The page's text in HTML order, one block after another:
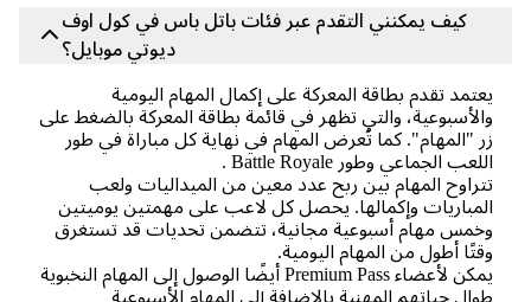
كيف يمكنني التقدم عبر فئات باتل باس في كول اوف
ديوتي موبايل؟
يعتمد تقدم بطاقة المعركة على إكمال المهام اليومية
والأسبوعية، والتي تظهر في قائمة بطاقة المعركة بالضغط على
زر "المهام". كما تُعرض المهام في نهاية كل مباراة في طور
اللعب الجماعي وطور Battle Royale .
تتراوح المهام بين ربح عدد معين من الميداليات ولعب
المباريات وإكمالها. يحصل كل لاعب على مهمتين يوميتين
وخمس مهام أسبوعية مجانية، تتضمن تحديات قد تستغرق
وقتًا أطول من المهام اليومية.
يمكن لأعضاء Premium Pass أيضًا الوصول إلى المهام النخبوية
طوال حياتهم المهنية بالإضافة إلى المهام الأسبوعية